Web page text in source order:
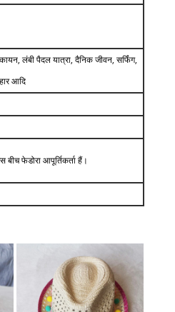
लंबी पैदल यात्रा, दैनिक जीवन, सर्फिंग,
आदि
बीच फेडोरा आपूर्तिकर्ता हैं।